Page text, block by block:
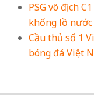
PSG vô địch
khổng lồ nước
Cầu thủ số 1
bóng đá Việt